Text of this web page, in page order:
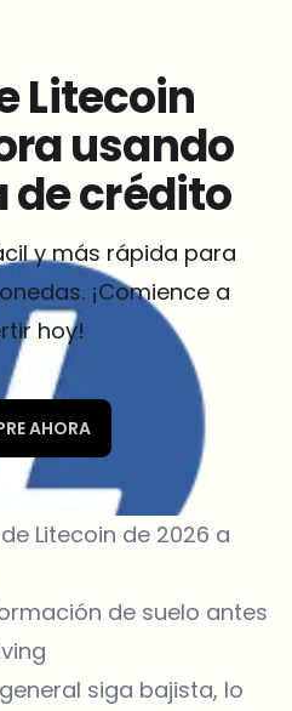
Litecoin
usando
crédito
y más rápida para
¡Comience a
hoy!
AHORA
Litecoin de 2026 a
de suelo antes
siga bajista, lo